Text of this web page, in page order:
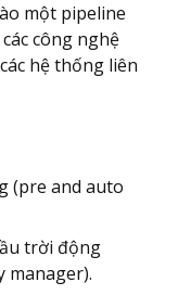
một pipeline
công nghệ
hệ thống liên
(pre and auto
trời động
manager).